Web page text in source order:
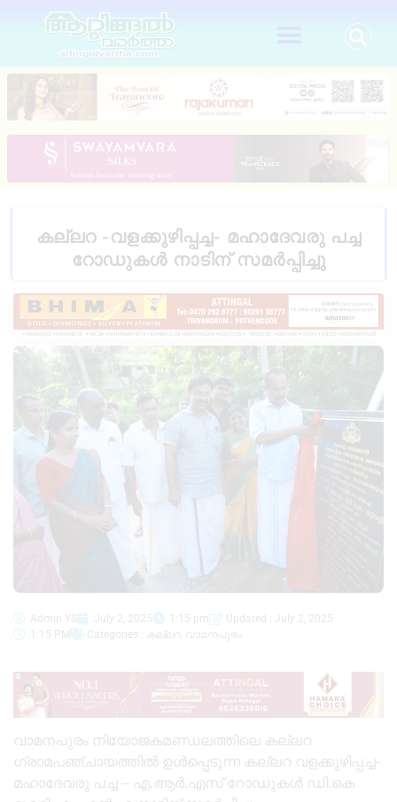
കല്ലറ -വളക്കുഴിപ്പച്ച- മഹാദേവരു പച്ച
റോഡുകൾ നാടിന് സമർപ്പിച്ചു
Admin YS July 2, 2025 1:15 pm
Updated : July 2, 2025
1:15 PM
Categories : കല്ലറ വാമനപുരം
വാമനപുരം നിയോജകമണ്ഡലത്തിലെ കല്ലറ
ഗ്രാമപഞ്ചായത്തിൽ ഉൾപ്പെടുന്ന കല്ലറ വളക്കുഴിപ്പച്ച-
മഹാദേവരു പച്ച – എ.ആര്‍.എസ് റോഡുകൾ ഡി.കെ